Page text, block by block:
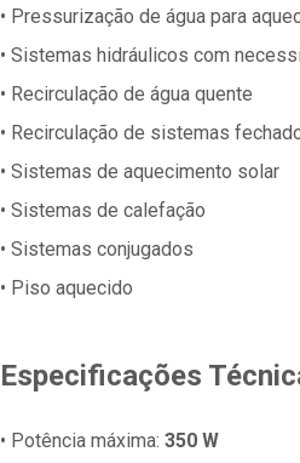
• Pressurização de água para
• Sistemas hidráulicos com
• Recirculação de água quente
• Recirculação de sistemas
• Sistemas de aquecimento solar
• Sistemas de calefação
• Sistemas conjugados
• Piso aquecido
Especificações
• Potência máxima: 350 W